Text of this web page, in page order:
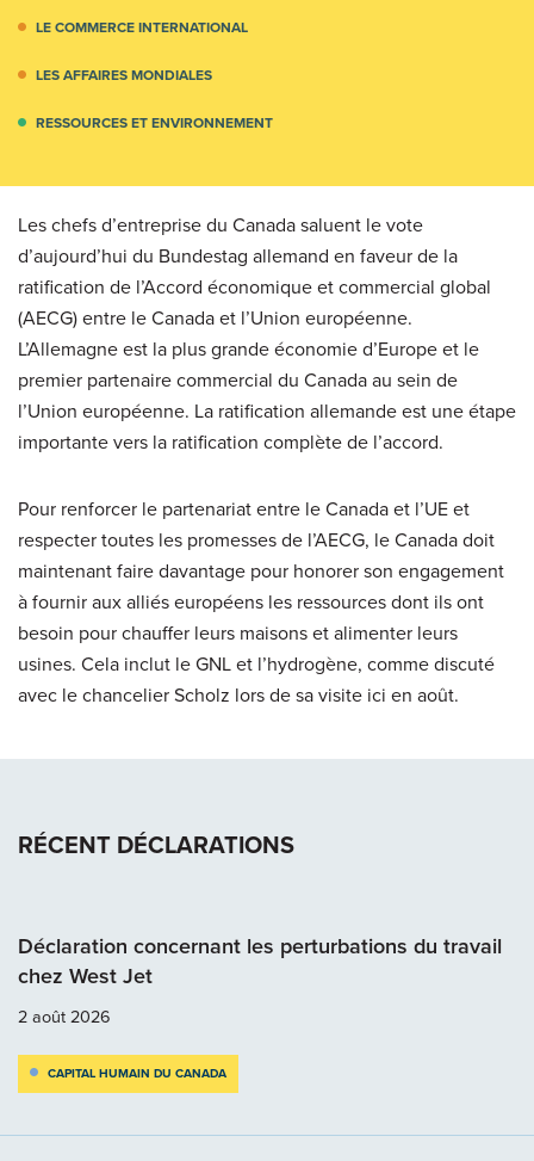
LE COMMERCE INTERNATIONAL
LES AFFAIRES MONDIALES
RESSOURCES ET ENVIRONNEMENT
Les chefs d’entreprise du Canada saluent le vote
d’aujourd’hui du Bundestag allemand en faveur de la
ratification de l’Accord économique et commercial global
(AECG) entre le Canada et l’Union européenne.
L’Allemagne est la plus grande économie d’Europe et le
premier partenaire commercial du Canada au sein de
l’Union européenne. La ratification allemande est une étape
importante vers la ratification complète de l’accord.
Pour renforcer le partenariat entre le Canada et l’UE et
respecter toutes les promesses de l’AECG, le Canada doit
maintenant faire davantage pour honorer son engagement
à fournir aux alliés européens les ressources dont ils ont
besoin pour chauffer leurs maisons et alimenter leurs
usines. Cela inclut le GNL et l’hydrogène, comme discuté
avec le chancelier Scholz lors de sa visite ici en août.
RÉCENT DÉCLARATIONS
Déclaration concernant les perturbations du travail
chez West Jet
2 août 2026
CAPITAL HUMAIN DU CANADA